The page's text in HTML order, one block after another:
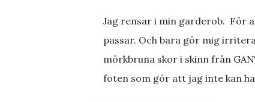
Jag rensar i min garderob. För
passar. Och bara gör mig
mörkbruna skor i skinn från
foten som gör att jag inte kan